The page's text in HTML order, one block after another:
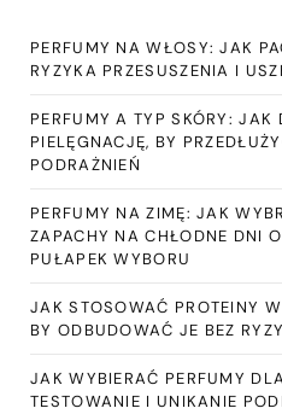
PERFUMY NA WŁOSY: JAK
RYZYKA PRZESUSZENIA I
PERFUMY A TYP SKÓRY: JAK
PIELĘGNACJĘ, BY
PODRAŻNIEŃ
PERFUMY NA ZIMĘ: JAK
ZAPACHY NA CHŁODNE DNI
PUŁAPEK WYBORU
JAK STOSOWAĆ PROTEINY
BY ODBUDOWAĆ JE BEZ
JAK WYBIERAĆ PERFUMY
TESTOWANIE I UNIKANIE